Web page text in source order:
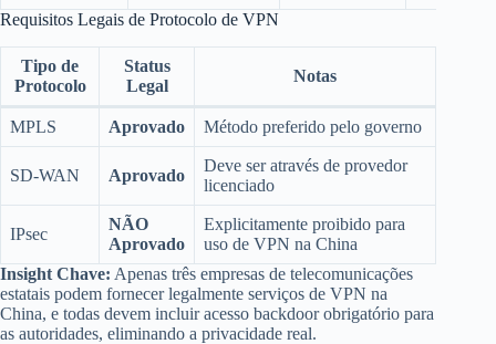
Requisitos Legais de Protocolo de VPN
Tipo de
Protocolo
Status
Legal
Notas
MPLS Aprovado Método preferido pelo governo
SD-WAN Aprovado
Deve ser através de provedor
licenciado
IPsec
NÃO
Aprovado
Explicitamente proibido para
uso de VPN na China
Insight Chave: Apenas três empresas de telecomunicações
estatais podem fornecer legalmente serviços de VPN na
China, e todas devem incluir acesso backdoor obrigatório para
as autoridades, eliminando a privacidade real.